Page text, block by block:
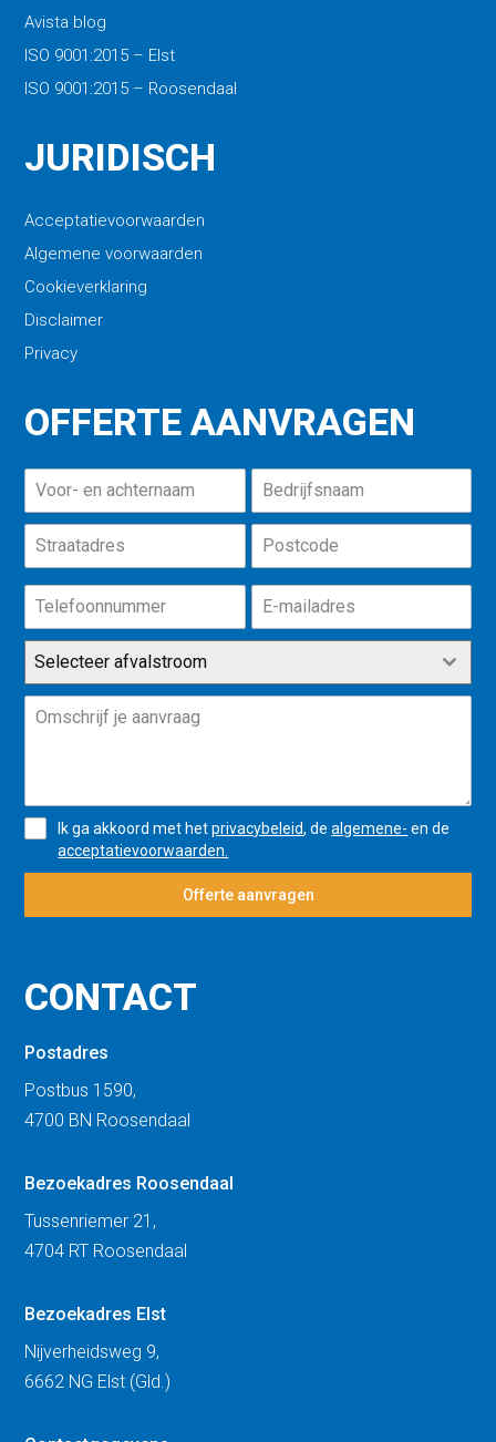
Avista blog
ISO 9001:2015 – Elst
ISO 9001:2015 – Roosendaal
JURIDISCH
Acceptatievoorwaarden
Algemene voorwaarden
Cookieverklaring
Disclaimer
Privacy
OFFERTE AANVRAGEN
Selecteer afvalstroom
Ik ga akkoord met hetprivacybeleid, dealgemene- en de
acceptatievoorwaarden.
Offerte aanvragen
CONTACT
Postadres
Postbus 1590,
4700 BN Roosendaal
Bezoekadres Roosendaal
Tussenriemer 21,
4704 RT Roosendaal
Bezoekadres Elst
Nijverheidsweg 9,
6662 NG Elst (Gld.)